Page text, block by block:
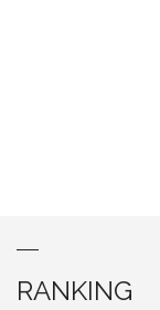
RANKING